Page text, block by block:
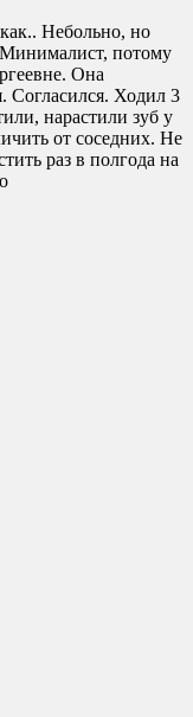
Небольно, но
потому
Она
Согласился. Ходил 3
нарастили зуб у
от соседних. Не
раз в полгода на